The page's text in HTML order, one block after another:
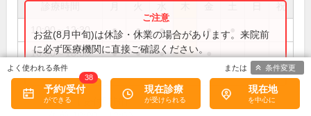
祝
10:00～12:30 ● ● ● ●
16:00～18:30 ● ● ● ●
お盆(8月中旬)は休診・休業の場合があります。来院前
に必ず医療機関に直接ご確認ください。
×閉じる
備考:
【受付時間】
予約/受付
38
現在診療 現在地
条件変更